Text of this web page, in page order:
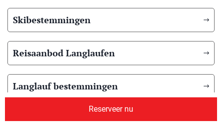
Reserveer nu
Skibestemmingen
Reisaanbod Langlaufen
Langlauf bestemmingen
Reisaanbod zomer